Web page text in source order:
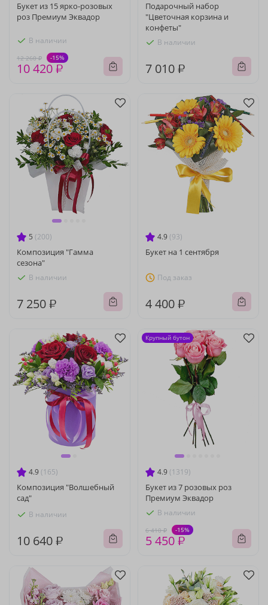
Букет из 15 ярко-розовых
роз Премиум Эквадор
В наличии
12 260 ₽ -15%
10 420 ₽
Подарочный набор
"Цветочная корзина и
конфеты"
В наличии
7 010 ₽
5 (200)
Композиция "Гамма
сезона"
В наличии
7 250 ₽
4.9 (93)
Букет на 1 сентября
Под заказ
4 400 ₽
4.9 (165)
Композиция "Волшебный
сад"
В наличии
10 640 ₽
4.9 (1319)
Букет из 7 розовых роз
Премиум Эквадор
В наличии
6 410 ₽ -15%
5 450 ₽
Крупный бутон